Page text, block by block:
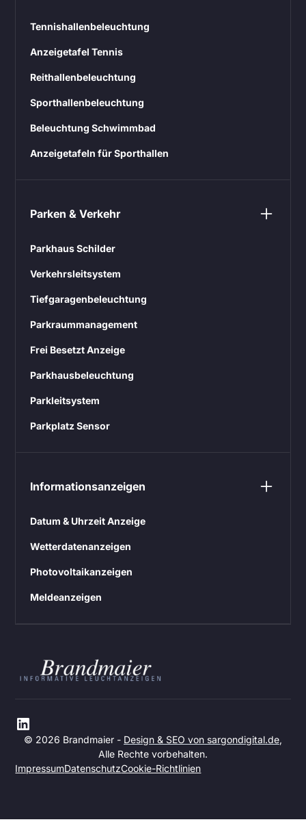
Tennishallenbeleuchtung
Anzeigetafel Tennis
Reithallenbeleuchtung
Sporthallenbeleuchtung
Beleuchtung Schwimmbad
Anzeigetafeln für Sporthallen
Parken & Verkehr
Parkhaus Schilder
Verkehrsleitsystem
Tiefgaragenbeleuchtung
Parkraummanagement
Frei Besetzt Anzeige
Parkhausbeleuchtung
Parkleitsystem
Parkplatz Sensor
Informationsanzeigen
Datum & Uhrzeit Anzeige
Wetterdatenanzeigen
Photovoltaikanzeigen
Meldeanzeigen
© 2026 Brandmaier - Design & SEO von sargondigital.de,
Alle Rechte vorbehalten.
ImpressumDatenschutzCookie-Richtlinien